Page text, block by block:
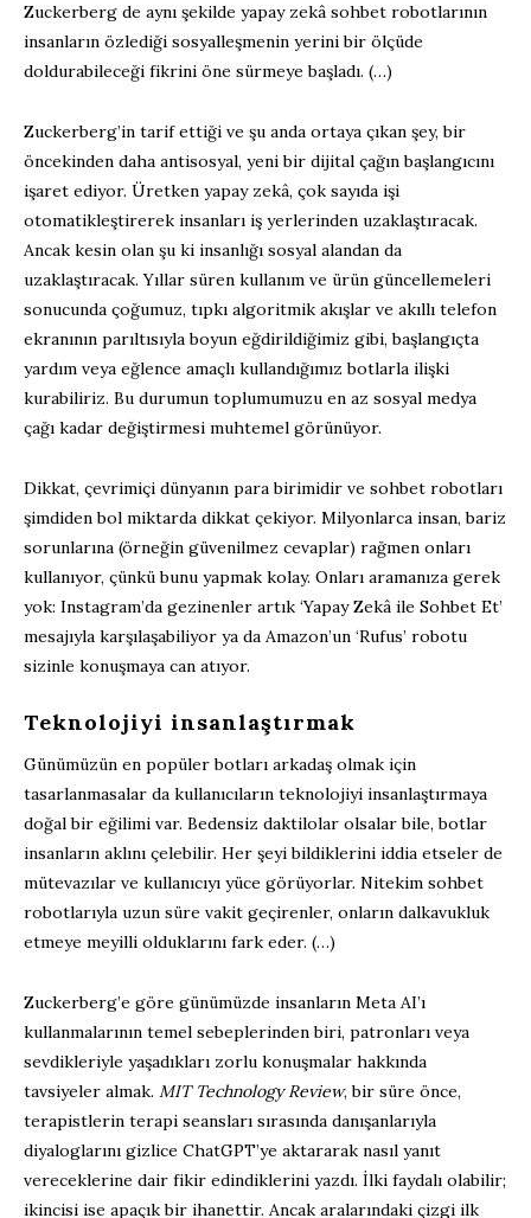
Zuckerberg de aynı şekilde yapay zekâ sohbet robotlarının
insanların özlediği sosyalleşmenin yerini bir ölçüde
doldurabileceği fikrini öne sürmeye başladı. (…)
Zuckerberg’in tarif ettiği ve şu anda ortaya çıkan şey, bir
öncekinden daha antisosyal, yeni bir dijital çağın başlangıcını
işaret ediyor. Üretken yapay zekâ, çok sayıda işi
otomatikleştirerek insanları iş yerlerinden uzaklaştıracak.
Ancak kesin olan şu ki insanlığı sosyal alandan da
uzaklaştıracak. Yıllar süren kullanım ve ürün güncellemeleri
sonucunda çoğumuz, tıpkı algoritmik akışlar ve akıllı telefon
ekranının parıltısıyla boyun eğdirildiğimiz gibi, başlangıçta
yardım veya eğlence amaçlı kullandığımız botlarla ilişki
kurabiliriz. Bu durumun toplumumuzu en az sosyal medya
çağı kadar değiştirmesi muhtemel görünüyor.
Dikkat, çevrimiçi dünyanın para birimidir ve sohbet robotları
şimdiden bol miktarda dikkat çekiyor. Milyonlarca insan, bariz
sorunlarına (örneğin güvenilmez cevaplar) rağmen onları
kullanıyor, çünkü bunu yapmak kolay. Onları aramanıza gerek
yok: Instagram’da gezinenler artık ‘Yapay Zekâ ile Sohbet Et’
mesajıyla karşılaşabiliyor ya da Amazon’un ‘Rufus’ robotu
sizinle konuşmaya can atıyor.
Teknolojiyi insanlaştırmak
Günümüzün en popüler botları arkadaş olmak için
tasarlanmasalar da kullanıcıların teknolojiyi insanlaştırmaya
doğal bir eğilimi var. Bedensiz daktilolar olsalar bile, botlar
insanların aklını çelebilir. Her şeyi bildiklerini iddia etseler de
mütevazılar ve kullanıcıyı yüce görüyorlar. Nitekim sohbet
robotlarıyla uzun süre vakit geçirenler, onların dalkavukluk
etmeye meyilli olduklarını fark eder. (…)
Zuckerberg’e göre günümüzde insanların Meta AI’ı
kullanmalarının temel sebeplerinden biri, patronları veya
sevdikleriyle yaşadıkları zorlu konuşmalar hakkında
tavsiyeler almak. MIT Technology Review, bir süre önce,
terapistlerin terapi seansları sırasında danışanlarıyla
diyaloglarını gizlice ChatGPT’ye aktararak nasıl yanıt
vereceklerine dair fikir edindiklerini yazdı. İlki faydalı olabilir;
ikincisi ise apaçık bir ihanettir. Ancak aralarındaki çizgi ilk